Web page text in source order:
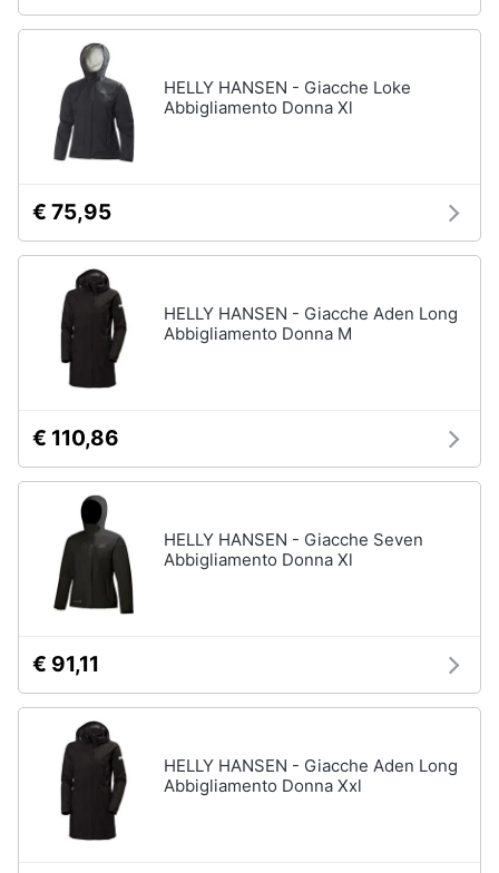
HELLY HANSEN - Giacche Loke
Abbigliamento Donna Xl
€ 75,95
HELLY HANSEN - Giacche Aden Long
Abbigliamento Donna M
€ 110,86
HELLY HANSEN - Giacche Seven
Abbigliamento Donna Xl
€ 91,11
HELLY HANSEN - Giacche Aden Long
Abbigliamento Donna Xxl